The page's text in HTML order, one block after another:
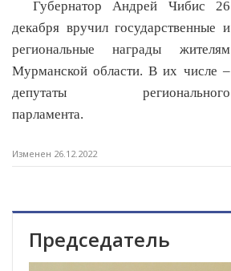
Губернатор Андрей Чибис 26
декабря вручил государственные и
региональные награды жителям
Мурманской области. В их числе –
депутаты регионального
парламента.
Изменен 26.12.2022
Председатель